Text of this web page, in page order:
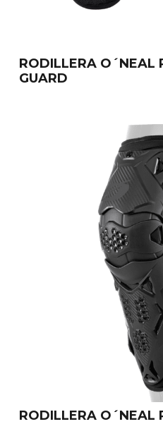
RODILLERA O´NEAL
GUARD
RODILLERA O´NEAL